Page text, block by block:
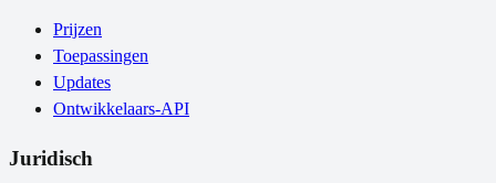
Prijzen
Toepassingen
Updates
Ontwikkelaars-API
Juridisch